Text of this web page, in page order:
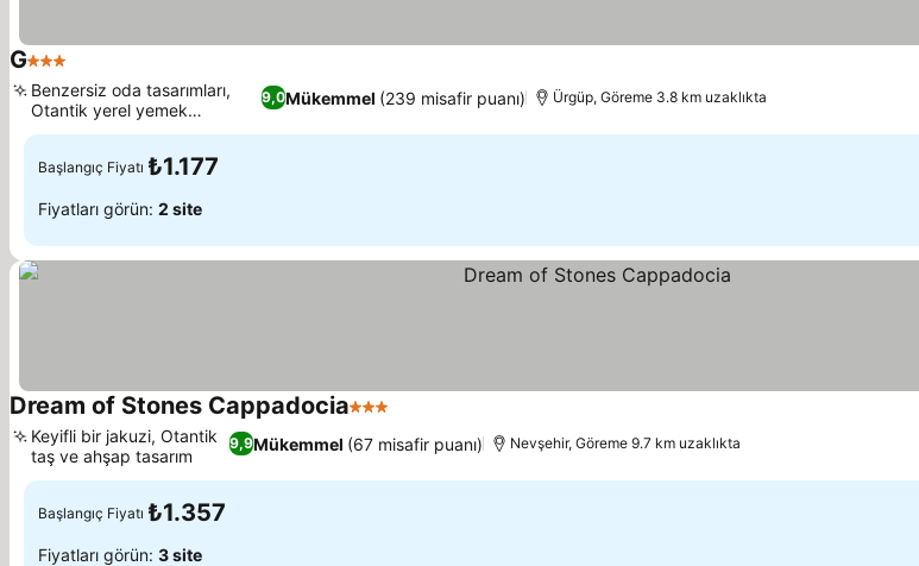
G3 Yıldız
9,0Mükemmel (239 misafir puanı)
Benzersiz oda tasarımları,
Otantik yerel yemek
deneyimi
Ürgüp, Göreme 3.8 km uzaklıkta
Başlangıç Fiyatı ₺1.177
Fiyatları görün: 2 site
Dream of Stones Cappadocia3 Yıldız
9,9Mükemmel (67 misafir puanı)
Keyifli bir jakuzi, Otantik
taş ve ahşap tasarım
Nevşehir, Göreme 9.7 km uzaklıkta
Başlangıç Fiyatı ₺1.357
Fiyatları görün: 3 site